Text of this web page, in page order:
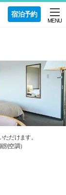
宿泊予約
MENU
だけます。
空調）